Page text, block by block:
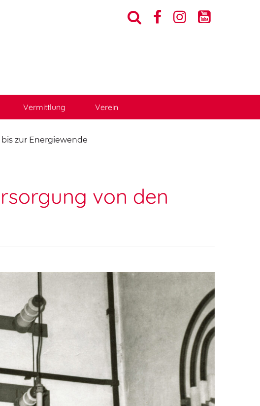
   
Vermittlung Verein
zur Energiewende
von den